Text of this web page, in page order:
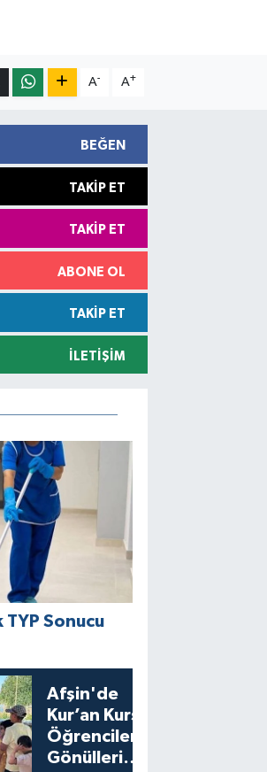
A- A+
BEĞEN
TAKIP ET
TAKIP ET
ABONE OL
TAKIP ET
İLETIŞIM
Sonucu
Afşin'de
Kur’an Kursu
Öğrencilerine
Gönülleri